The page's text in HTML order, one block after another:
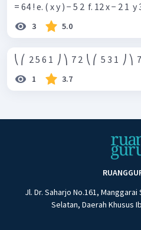
= 64 ! e. ( x y ) − 5 2 ​ f. 12 x − 2 1
3 5.0
⎝ ⎛ ​ 2 5 6 1 ​ ⎠ ⎞ ​ 7 2 ​ ⎝ ⎛ ​ 5 3 1 ​ ⎠ ⎞
1 3.7
Jl. Dr. Saharjo No.161,
Selatan, Daerah Khusus